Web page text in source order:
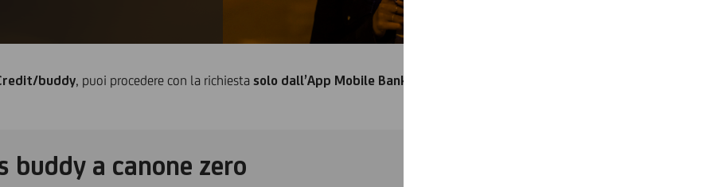
buddy, puoi procedere con la richiesta solo dall’App Mobile Banking
buddy a canone zero